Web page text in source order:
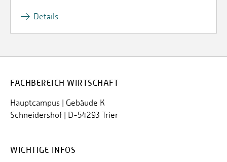
Details
FACHBEREICH WIRTSCHAFT
Hauptcampus | Gebäude K
Schneidershof | D-54293 Trier
WICHTIGE INFOS